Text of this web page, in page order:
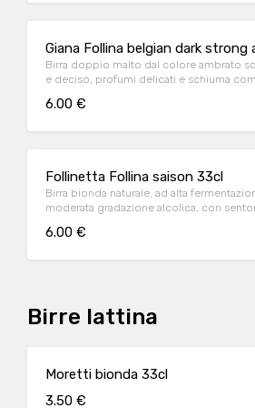
Giana Follina belgian dark strong
Birra doppio malto dal colore ambrato
e deciso, profumi delicati e schiuma
6.00 €
Follinetta Follina saison 33cl
Birra bionda naturale, ad alta
moderata gradazione alcolica, con
6.00 €
Birre lattina
Moretti bionda 33cl
3.50 €